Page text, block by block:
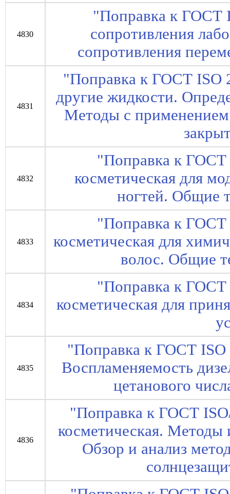
4830
"Поправка к ГОСТ
сопротивления
сопротивления
4831
"Поправка к ГОСТ ISO
другие жидкости.
Методы с
4832
"Поправка к ГОСТ
косметическая для
ногтей. Общие
4833
"Поправка к ГОСТ
косметическая для
волос. Общие
4834
"Поправка к ГОСТ
косметическая для
4835
"Поправка к ГОСТ
Воспламеняемость
цетанового
4836
"Поправка к ГОСТ
косметическая.
Обзор и анализ